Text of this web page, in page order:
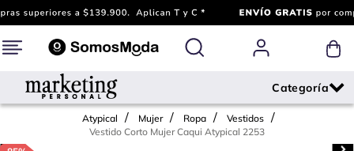
Atypical Mujer Ropa
Vestidos
Vestido Corto Mujer Caqui Atypical 2253